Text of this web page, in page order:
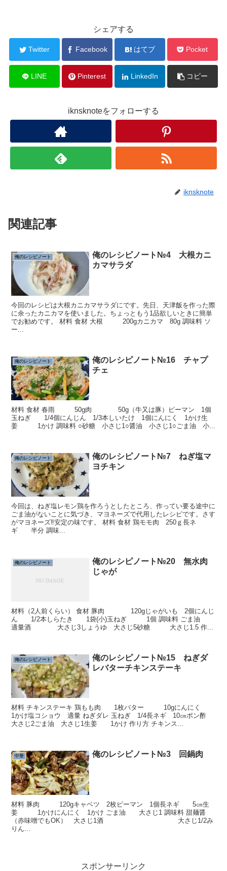
シェアする
Twitter Facebook はてブ Pocket
LINE Pinterest LinkedIn コピー
iknsknoteをフォローする
iknsknote
関連記事
俺のレシピノート
俺のレシピノート№4 大根カニ
カマサラダ
今回のレシピは大根カニカマサラダにです。先日、天津飯を作った際
に余ったカニカマを使いました。ちょっともう1品欲しいときに簡単
でお勧めです。 材料 食材 大根 200gカニカマ 80g 調味料 ソ
ー...
俺のレシピノート
俺のレシピノート№16 チャプ
チェ
材料 食材 春雨 50g肉 50g（牛又は豚）ピーマン 1個
玉ねぎ 1/4個にんじん 1/3本しいたけ 1個にんにく 1かけ生
姜 1かけ 調味料 ○砂糖 小さじ1○醤油 小さじ1○ごま油 小...
俺のレシピノート
俺のレシピノート№7 ねぎ塩マ
ヨチキン
今回は、ねぎ塩レモン鶏を作ろうとしたところ、作ってい要る途中に
ごま油がないことに気づき、マヨネーズで代用したレシピです。さす
がマヨネーズ‼️安定の味です。 材料 食材 鶏モモ肉 250ｇ長ネ
ギ 半分 調味...
俺のレシピノート
俺のレシピノート№20 無水肉
じゃが
材料（2人前くらい） 食材 豚肉 120gじゃがいも 2個にんじ
ん 1/2本しらたき 1袋(小)玉ねぎ 1個 調味料 ごま油
適量酒 大さじ3しょうゆ 大さじ5砂糖 大さじ1.5 作...
俺のレシピノート
俺のレシピノート№15 ねぎダ
レバターチキンステーキ
材料 チキンステーキ 鶏もも肉 1枚バター 10gにんにく
1かけ塩コショウ 適量 ねぎダレ 玉ねぎ 1/4長ネギ 10㎝ポン酢
大さじ2ごま油 大さじ1生姜 1かけ 作り方 チキンス...
中華 俺のレシピノート№3 回鍋肉
材料 豚肉 120gキャベツ 2枚ピーマン 1個長ネギ 5㎝生
姜 1かけにんにく 1かけ ごま油 大さじ1 調味料 甜麺醤
（赤味噌でもOK） 大さじ1酒 大さじ1/2み
りん...
スポンサーリンク